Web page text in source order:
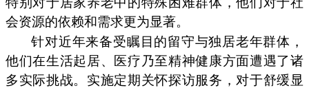
会资源的依赖和需求更为显著。
针对近年来备受瞩目的留守与独居老年群体，
他们在生活起居、医疗乃至精神健康方面遭遇了诸
多实际挑战。实施定期关怀探访服务，对于舒缓显